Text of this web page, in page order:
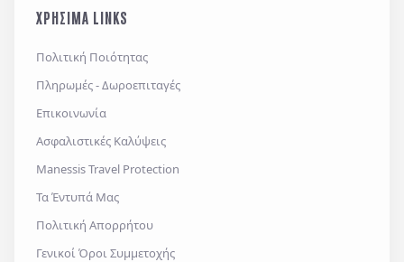
ΧΡΗΣΙΜΑ LINKS
Πολιτική Ποιότητας
Πληρωμές - Δωροεπιταγές
Επικοινωνία
Ασφαλιστικές Καλύψεις
Manessis Travel Protection
Τα Έντυπά Μας
Πολιτική Απορρήτου
Γενικοί Όροι Συμμετοχής